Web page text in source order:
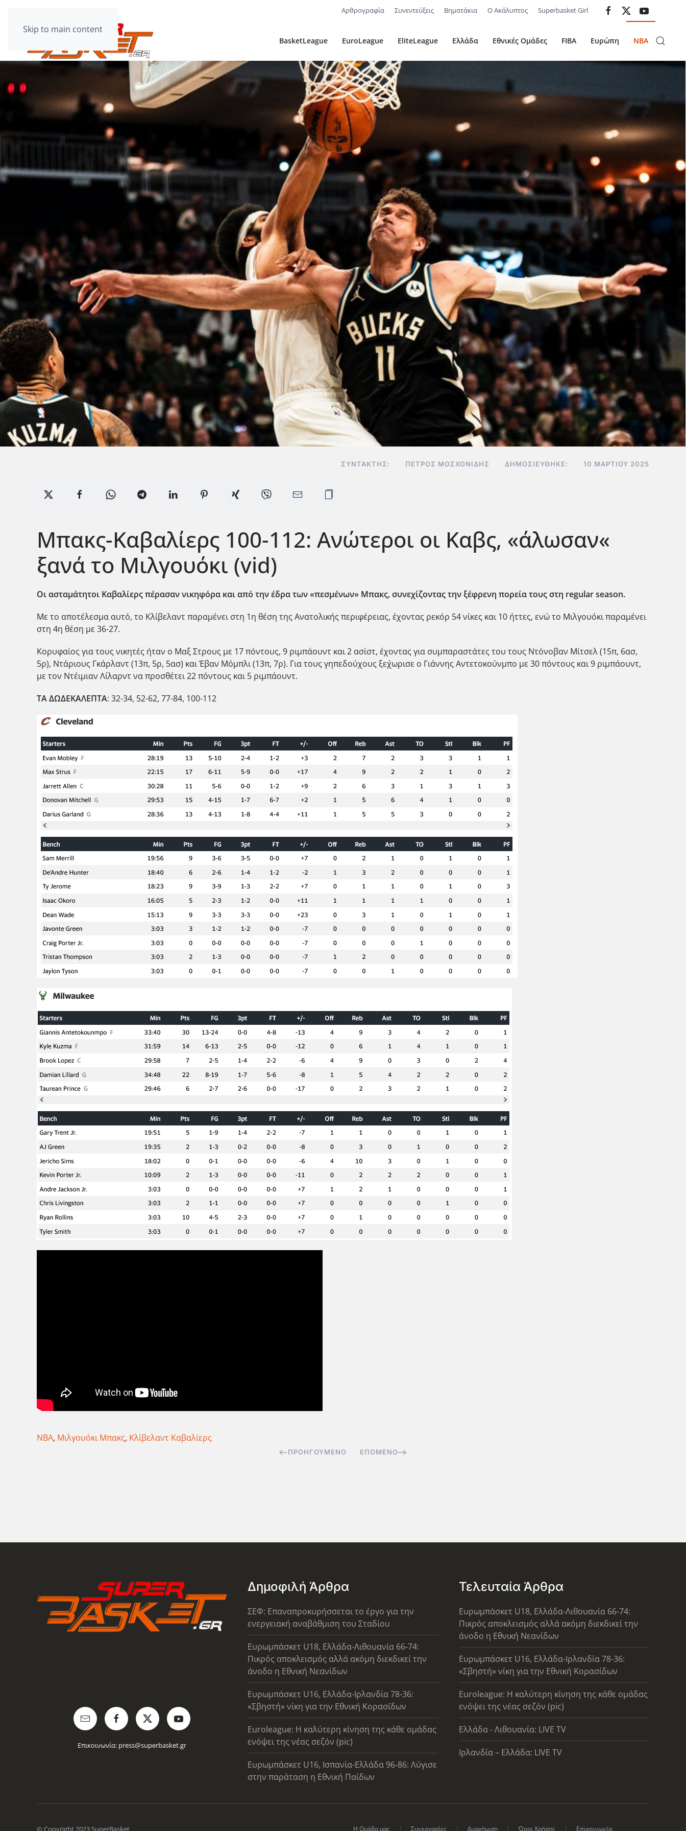
Skip to main content
Αρθρογραφία Συνεντεύξεις Βηματάκια Ο Ακάλυπτος Superbasket Girl
BasketLeague EuroLeague EliteLeague Ελλάδα Εθνικές Ομάδες FIBA Ευρώπη NBA
ΣΥΝΤΆΚΤΗΣ: ΠΈΤΡΟΣ ΜΟΣΧΟΝΊΔΗΣ ΔΗΜΟΣΙΕΎΘΗΚΕ: 10 ΜΑΡΤΊΟΥ 2025
Μπακς-Καβαλίερς 100-112: Ανώτεροι οι Καβς, «άλωσαν«
ξανά το Μιλγουόκι (vid)
Οι ασταμάτητοι Καβαλίερς πέρασαν νικηφόρα και από την έδρα των «πεσμένων» Μπακς, συνεχίζοντας την ξέφρενη πορεία τους στη regular season.
Με το αποτέλεσμα αυτό, το Κλίβελαντ παραμένει στη 1η θέση της Ανατολικής περιφέρειας, έχοντας ρεκόρ 54 νίκες και 10 ήττες, ενώ το Μιλγουόκι παραμένει
στη 4η θέση με 36-27.
Κορυφαίος για τους νικητές ήταν ο Μαξ Στρους με 17 πόντους, 9 ριμπάουντ και 2 ασίστ, έχοντας για συμπαραστάτες του τους Ντόνοβαν Μίτσελ (15π, 6ασ,
5ρ), Ντ΄αριους Γκάρλαντ (13π, 5ρ, 5ασ) και Έβαν Μόμπλι (13π, 7ρ). Για τους γηπεδο΄υχους ξε΄χωρισε ο Γιάννης Αντετοκούνμπο με 30 πόντους και 9 ριμπάουντ,
με τον Ντέιμιαν Λίλαρντ να προσθέτει 22 πόντους και 5 ριμπάουντ.
ΤΑ ΔΩΔΕΚΑΛΕΠΤΑ: 32-34, 52-62, 77-84, 100-112
NBA, Μιλγουόκι Μπακς, Κλίβελαντ Καβαλίερς
ΠΡΟΗΓΟΎΜΕΝΟ ΕΠΌΜΕΝΟ
Επικοινωνία: press@superbasket.gr
Δημοφιλή Άρθρα
ΣΕΦ: Επαναπροκυρήσσεται το έργο για την
ενεργειακή αναβάθμιση του Σταδίου
Ευρωμπάσκετ U18, Ελλάδα-Λιθουανία 66-74:
Πικρός αποκλεισμός αλλά ακόμη διεκδικεί την
άνοδο η Εθνική Νεανίδων
Ευρωμπάσκετ U16, Ελλάδα-Ιρλανδία 78-36:
«Σβηστή» νίκη για την Εθνική Κορασίδων
Euroleague: Η καλύτερη κίνηση της κάθε ομάδας
ενόψει της νέας σεζόν (pic)
Ευρωμπάσκετ U16, Ισπανία-Ελλάδα 96-86: Λύγισε
στην παράταση η Εθνική Παίδων
Τελευταία Άρθρα
Ευρωμπάσκετ U18, Ελλάδα-Λιθουανία 66-74:
Πικρός αποκλεισμός αλλά ακόμη διεκδικεί την
άνοδο η Εθνική Νεανίδων
Ευρωμπάσκετ U16, Ελλάδα-Ιρλανδία 78-36:
«Σβηστή» νίκη για την Εθνική Κορασίδων
Euroleague: Η καλύτερη κίνηση της κάθε ομάδας
ενόψει της νέας σεζόν (pic)
Ελλάδα - Λιθουανία: LIVE TV
Ιρλανδία – Ελλάδα: LIVE TV
© Copyright 2023 SuperBasket Η Ομάδα μας Συνεργασίες Διαφήμιση Όροι Χρήσης Επικοινωνία